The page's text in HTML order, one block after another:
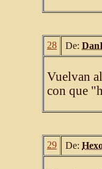
28 De:
Vuelvan
con que
29 De: